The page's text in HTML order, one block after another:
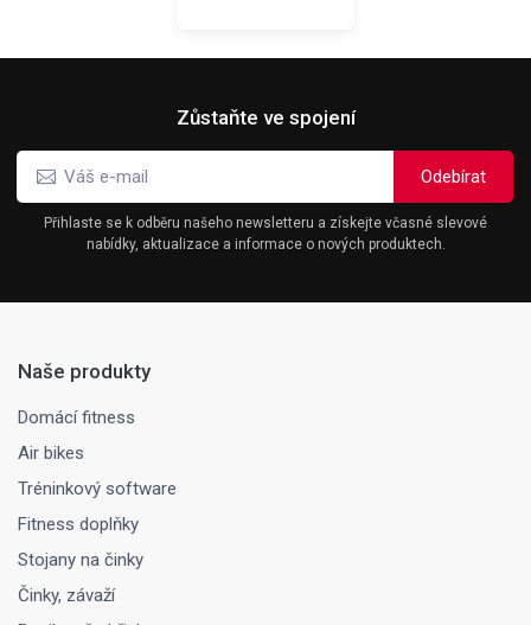
Zůstaňte ve spojení
Přihlaste se k odběru našeho newsletteru a získejte včasné slevové
nabídky, aktualizace a informace o nových produktech.
Naše produkty
Domácí fitness
Air bikes
Tréninkový software
Fitness doplňky
Stojany na činky
Činky, závaží